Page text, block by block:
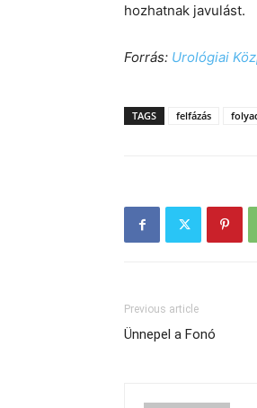
hozhatnak javulást.
Forrás: Urológiai
TAGS felfázás
Previous article
Ünnepel a Fonó